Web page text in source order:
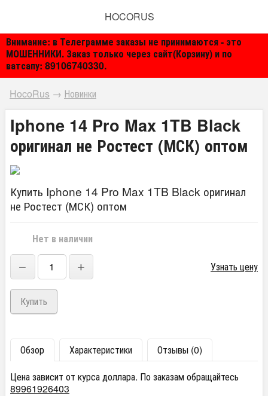
Внимание: в Телеграмме заказы не принимаются - это
МОШЕННИКИ. Заказ только через сайт(Корзину) и по
ватсапу: 89106740330.
HOCORUS
HocoRus → Новинки
Iphone 14 Pro Max 1TB Black
оригинал не Ростест (МСК) оптом
Купить Iphone 14 Pro Max 1TB Black оригинал
не Ростест (МСК) оптом
Нет в наличии
− + Узнать цену
Обзор Характеристики
Отзывы (0)
Цена зависит от курса доллара. По заказам обращайтесь
89961926403